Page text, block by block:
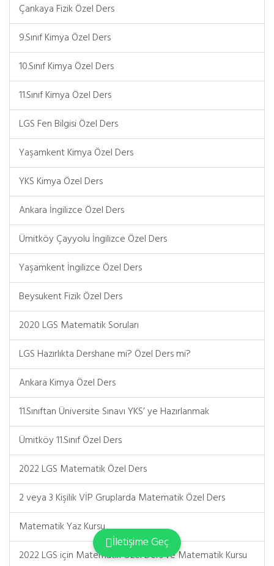
Çankaya Fizik Özel Ders
9.Sınıf Kimya Özel Ders
10.Sınıf Kimya Özel Ders
11.Sınıf Kimya Özel Ders
LGS Fen Bilgisi Özel Ders
Yaşamkent Kimya Özel Ders
YKS Kimya Özel Ders
Ankara İngilizce Özel Ders
Ümitköy Çayyolu İngilizce Özel Ders
Yaşamkent İngilizce Özel Ders
Beysukent Fizik Özel Ders
2020 LGS Matematik Soruları
LGS Hazırlıkta Dershane mi? Özel Ders mi?
Ankara Kimya Özel Ders
11.Sınıftan Üniversite Sınavı YKS’ ye Hazırlanmak
Ümitköy 11.Sınıf Özel Ders
2022 LGS Matematik Özel Ders
2 veya 3 Kişilik VİP Gruplarda Matematik Özel Ders
Matematik Yaz Kursu
2022 LGS için Matematik Özel Ders ve Matematik Kursu
İletişime Geç